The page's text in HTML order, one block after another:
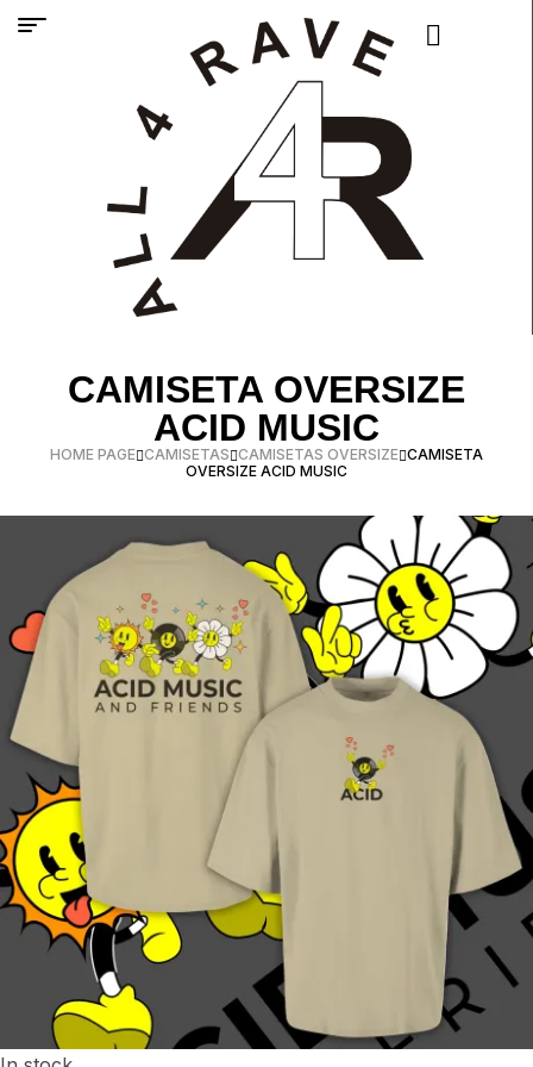
CAMISETA OVERSIZE
ACID MUSIC
HOME PAGE CAMISETAS CAMISETAS OVERSIZE CAMISETA
OVERSIZE ACID MUSIC